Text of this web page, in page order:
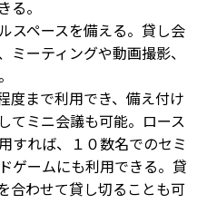
。
スペースを備える。貸し会
ーティングや動画撮影、
度まで利用でき、備え付け
てミニ会議も可能。ロース
すれば、１０数名でのセミ
ゲームにも利用できる。貸
合わせて貸し切ることも可